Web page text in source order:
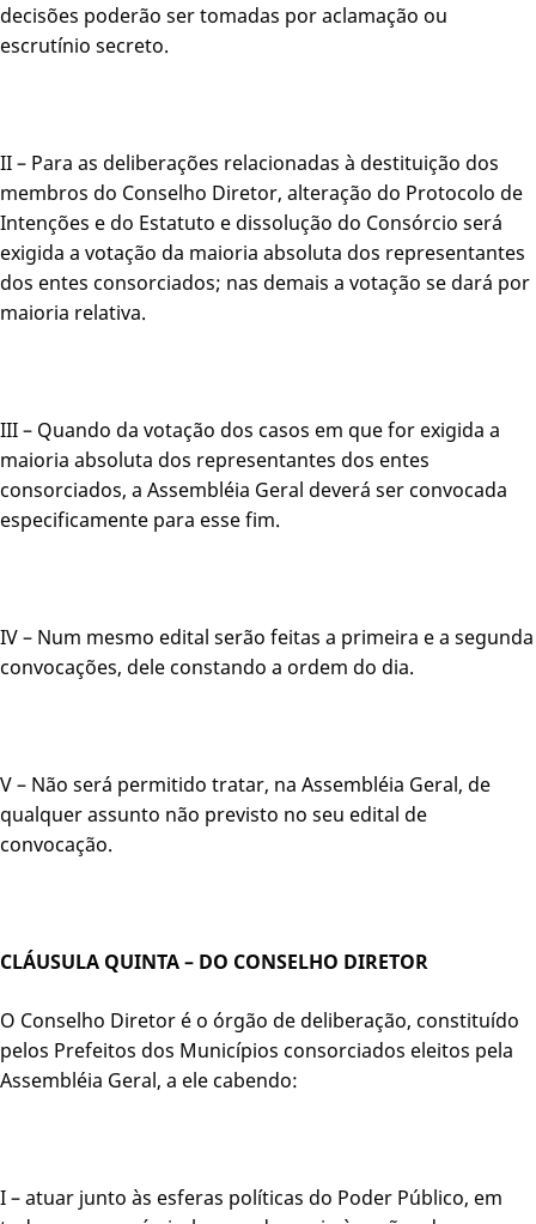
decisões poderão ser tomadas por aclamação ou
escrutínio secreto.
II – Para as deliberações relacionadas à destituição dos
membros do Conselho Diretor, alteração do Protocolo de
Intenções e do Estatuto e dissolução do Consórcio será
exigida a votação da maioria absoluta dos representantes
dos entes consorciados; nas demais a votação se dará por
maioria relativa.
III – Quando da votação dos casos em que for exigida a
maioria absoluta dos representantes dos entes
consorciados, a Assembléia Geral deverá ser convocada
especificamente para esse fim.
IV – Num mesmo edital serão feitas a primeira e a segunda
convocações, dele constando a ordem do dia.
V – Não será permitido tratar, na Assembléia Geral, de
qualquer assunto não previsto no seu edital de
convocação.
CLÁUSULA QUINTA – DO CONSELHO DIRETOR
O Conselho Diretor é o órgão de deliberação, constituído
pelos Prefeitos dos Municípios consorciados eleitos pela
Assembléia Geral, a ele cabendo:
I – atuar junto às esferas políticas do Poder Público, em